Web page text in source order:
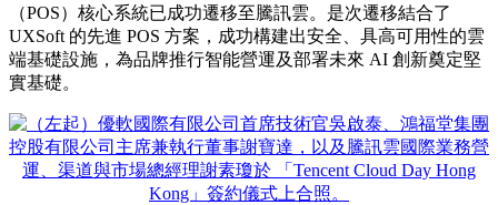
（POS）核心系統已成功遷移至騰訊雲。是次遷移結合了
UXSoft 的先進 POS 方案，成功構建出安全、具高可用性的雲
端基礎設施，為品牌推行智能營運及部署未來 AI 創新奠定堅
實基礎。